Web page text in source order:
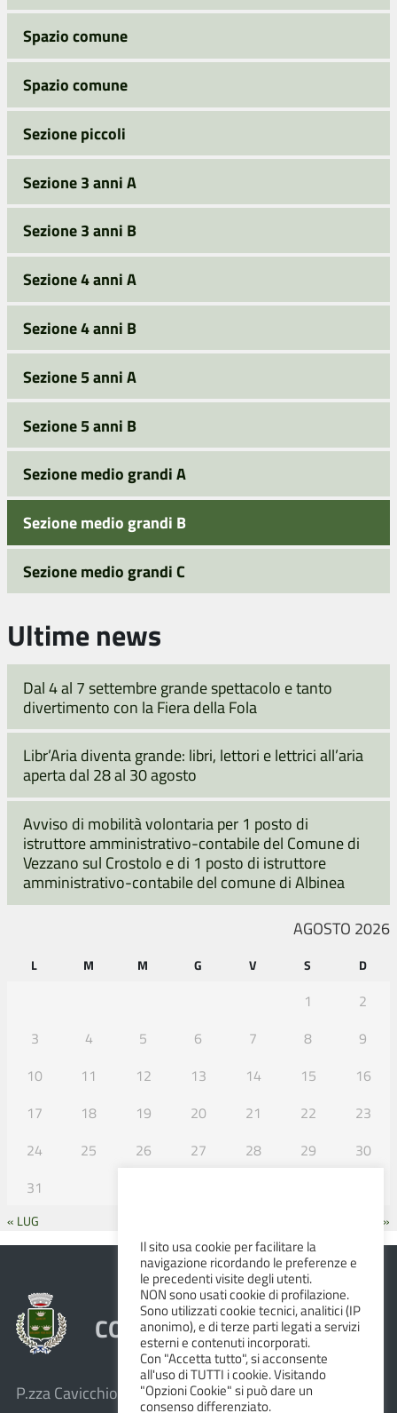
Spazio comune
Spazio comune
Sezione piccoli
Sezione 3 anni A
Sezione 3 anni B
Sezione 4 anni A
Sezione 4 anni B
Sezione 5 anni A
Sezione 5 anni B
Sezione medio grandi A
Sezione medio grandi B
Sezione medio grandi C
Ultime news
Dal 4 al 7 settembre grande spettacolo e tanto
divertimento con la Fiera della Fola
Libr’Aria diventa grande: libri, lettori e lettrici all’aria
aperta dal 28 al 30 agosto
Avviso di mobilità volontaria per 1 posto di
istruttore amministrativo-contabile del Comune di
Vezzano sul Crostolo e di 1 posto di istruttore
amministrativo-contabile del comune di Albinea
AGOSTO 2026
L M M G V S D
1
2
3
4 5 6 7 8
9
10
11 12 13 14 15
16
17
18 19 20 21 22
23
24
25 26 27 28 29
30
31
« LUG SET »
COMUNE DI ALBINEA
P.zza Cavicchioni, 8 – 42020 Albinea (R.E.)
Il sito usa cookie per facilitare la
navigazione ricordando le preferenze e
le precedenti visite degli utenti.
NON sono usati cookie di profilazione.
Sono utilizzati cookie tecnici, analitici (IP
anonimo), e di terze parti legati a servizi
esterni e contenuti incorporati.
Con "Accetta tutto", si acconsente
all'uso di TUTTI i cookie. Visitando
"Opzioni Cookie" si può dare un
consenso differenziato.